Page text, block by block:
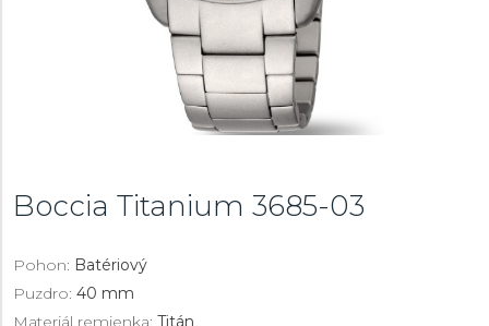
Boccia Titanium 3685-03
Pohon: Batériový
Puzdro: 40 mm
Materiál remienka: Titán